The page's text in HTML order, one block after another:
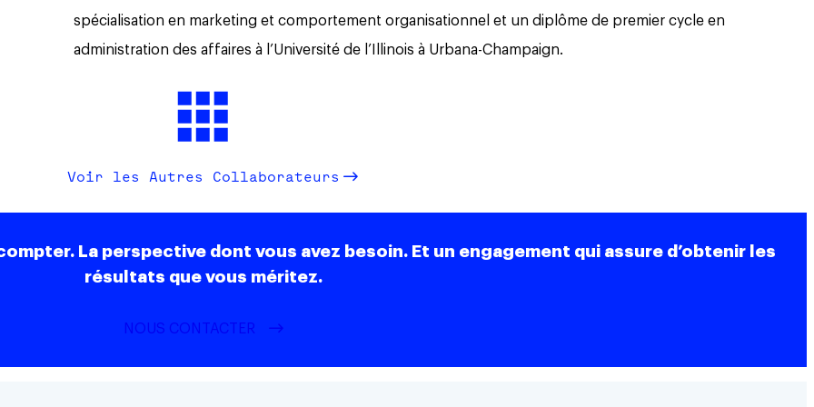
spécialisation en marketing et comportement organisationnel et un diplôme de premier cycle en
administration des affaires à l’Université de l’Illinois à Urbana-Champaign.
Voir les Autres Collaborateurs
La perspective dont vous avez besoin. Et un engagement qui assure d’obtenir les
résultats que vous méritez.
NOUS CONTACTER